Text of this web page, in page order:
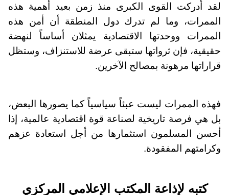
لقد أدركت القوى الكبرى منذ زمن بعيد أهمية هذه
الممرات، وما لم تدرك دول المنطقة أن أمن هذه
الممرات ووحدتها الاقتصادية يمثلان أساساً لنهضة
حقيقية، فإن ثرواتها ستبقى عرضة للاستنزاف، وستظل
قراراتها مرهونة بمصالح الآخرين.
فهذه الممرات ليست عبئاً سياسياً كما يصورها البعض،
بل هي فرصة تاريخية لصناعة قوة اقتصادية عالمية، إذا
أحسن المسلمون استثمارها من أجل استعادة عزهم
وكرامتهم المفقودة.
كتبه لإذاعة المكتب الإعلامي المركزي